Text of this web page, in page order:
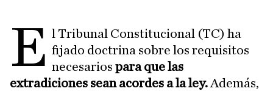
E l Tribunal Constitucional (TC) ha
fijado doctrina sobre los requisitos
necesariospara que las
extradiciones sean acordes a la ley. Además,